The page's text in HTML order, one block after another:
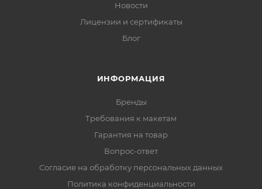
Новости
Лицензии и сертификаты
Блог
ИНФОРМАЦИЯ
Бренды
Требования к макетам
Гарантия на товар
Вопрос-ответ
Согласие на обработку персональных данных
Политика конфиденциальности